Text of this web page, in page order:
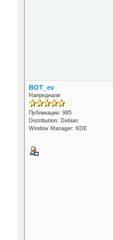
BOT_ev
Напреднали
Публикации: 995
Distribution: Debian
Window Manager: KDE